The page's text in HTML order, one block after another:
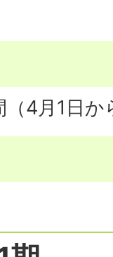
（4月1日